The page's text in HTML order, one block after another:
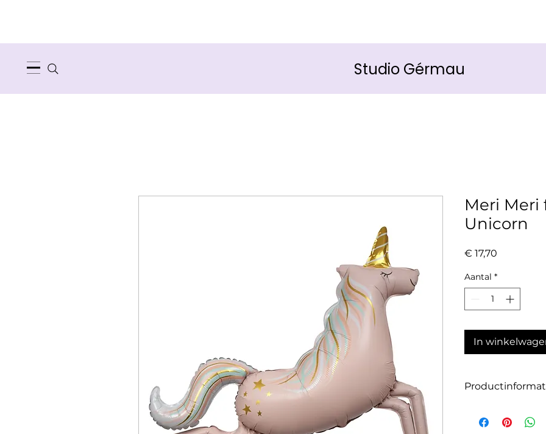
Studio Gérmau
Meri Meri
Unicorn
€ 17,70
Aantal *
In
Materiaal: folie